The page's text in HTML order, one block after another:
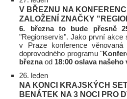
V BŘEZNU NA
ZALOŽENÍ ZNAČKY
6. března to bude přesně
"Regionservis". Jako první akce
v Praze konference
doprovodného programu "
březnaod 18:00 oslava našeho
26. leden
NA KONCI KRAJSKÝCH
BENÁTEK NA 3 NOCI PRO